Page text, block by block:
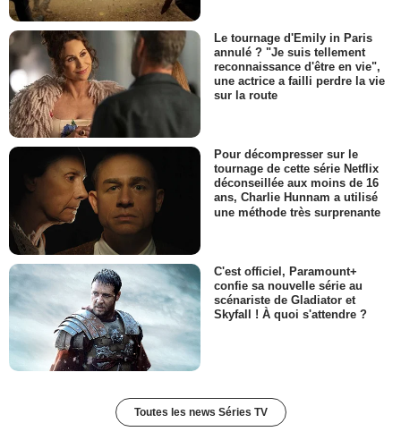
Le tournage d'Emily in Paris
annulé ? "Je suis tellement
reconnaissance d'être en vie",
une actrice a failli perdre la vie
sur la route
Pour décompresser sur le
tournage de cette série Netflix
déconseillée aux moins de 16
ans, Charlie Hunnam a utilisé
une méthode très surprenante
C'est officiel, Paramount+
confie sa nouvelle série au
scénariste de Gladiator et
Skyfall ! À quoi s'attendre ?
Toutes les news Séries TV